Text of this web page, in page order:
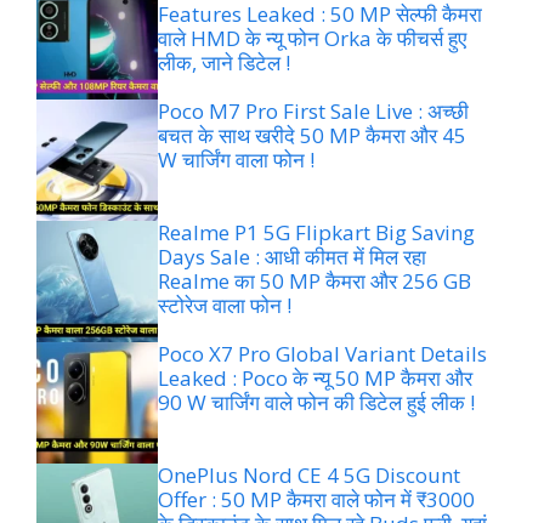
Features Leaked : 50 MP सेल्फी कैमरा
वाले HMD के न्यू फोन Orka के फीचर्स हुए
लीक, जाने डिटेल !
Poco M7 Pro First Sale Live : अच्छी
बचत के साथ खरीदे 50 MP कैमरा और 45
W चार्जिंग वाला फोन !
Realme P1 5G Flipkart Big Saving
Days Sale : आधी कीमत में मिल रहा
Realme का 50 MP कैमरा और 256 GB
स्टोरेज वाला फोन !
Poco X7 Pro Global Variant Details
Leaked : Poco के न्यू 50 MP कैमरा और
90 W चार्जिंग वाले फोन की डिटेल हुई लीक !
OnePlus Nord CE 4 5G Discount
Offer : 50 MP कैमरा वाले फोन में ₹3000